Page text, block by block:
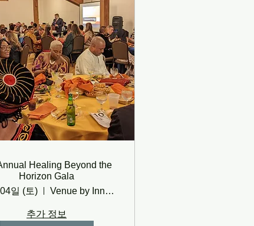
Healing Beyond the
Horizon Gala
일 (토)
Venue by Inn on the Creek, Salado
추가 정보